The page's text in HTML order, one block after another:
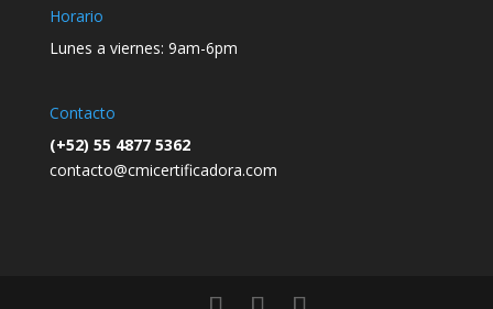
Horario
Lunes a viernes: 9am-6pm
Contacto
(+52) 55 4877 5362
contacto@cmicertificadora.com